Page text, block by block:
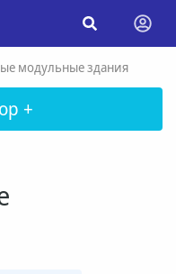
модульные здания
+